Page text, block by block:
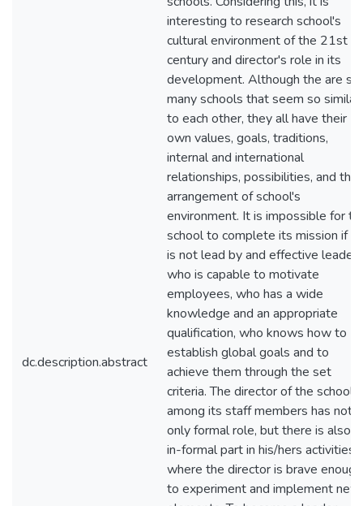
dc.description.abstract
interesting to research school's
cultural environment of the 21st
century and director's role in its
development. Although the are so
many schools that seem so similar
to each other, they all have their
own values, goals, traditions,
internal and international
relationships, possibilities, and the
arrangement of school's
environment. It is impossible for
school to complete its mission if it
is not lead by and effective leader
who is capable to motivate
employees, who has a wide
knowledge and an appropriate
qualification, who knows how to
establish global goals and to
achieve them through the set
criteria. The director of the school
among its staff members has not
only formal role, but there is also
in-formal part in his/hers activities
where the director is brave enough
to experiment and implement new